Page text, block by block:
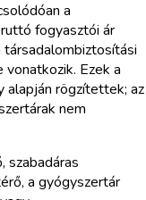
a
fogyasztói ár
Ezek a
rögzítettek; az
nem
szabadáras
a gyógyszertár